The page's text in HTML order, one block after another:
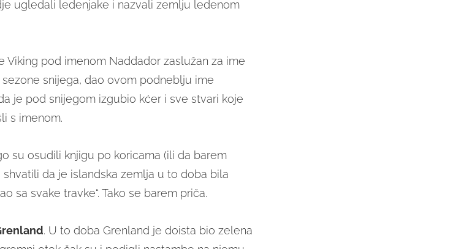
ugledali ledenjake i nazvali zemlju ledenom
Viking pod imenom Naddador zaslužan za ime
snijega, dao ovom podneblju ime
je pod snijegom izgubio kćer i sve stvari koje
s imenom.
su osudili knjigu po koricama (ili da barem
shvatili da je islandska zemlja u to doba bila
sa svake travke“. Tako se barem priča.
. U to doba Grenland je doista bio zelena